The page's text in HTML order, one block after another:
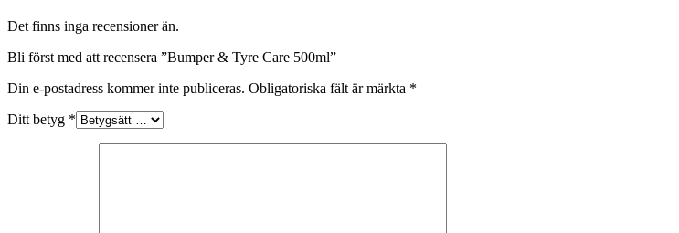
Det finns inga recensioner än.
Bli först med att recensera ”Bumper & Tyre Care 500ml”
Din e-postadress kommer inte publiceras. Obligatoriska fält är märkta *
Ditt betyg *